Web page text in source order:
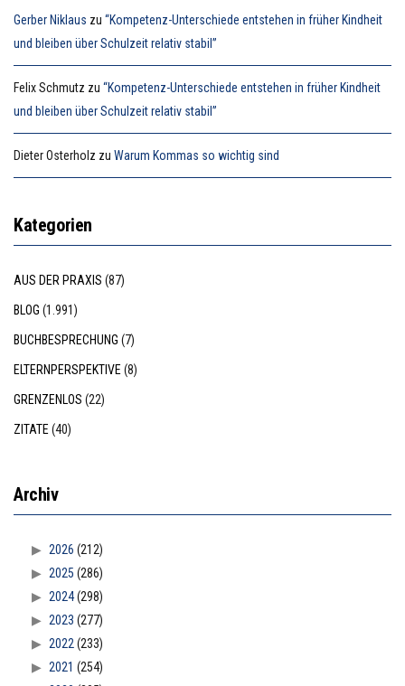
Gerber Niklaus zu “Kompetenz-Unterschiede entstehen in früher Kindheit
und bleiben über Schulzeit relativ stabil”
Felix Schmutz zu “Kompetenz-Unterschiede entstehen in früher Kindheit
und bleiben über Schulzeit relativ stabil”
Dieter Osterholz zu Warum Kommas so wichtig sind
Kategorien
AUS DER PRAXIS (87)
BLOG (1.991)
BUCHBESPRECHUNG (7)
ELTERNPERSPEKTIVE (8)
GRENZENLOS (22)
ZITATE (40)
Archiv
2026 (212)
2025 (286)
2024(298)
2023 (277)
2022 (233)
2021 (254)